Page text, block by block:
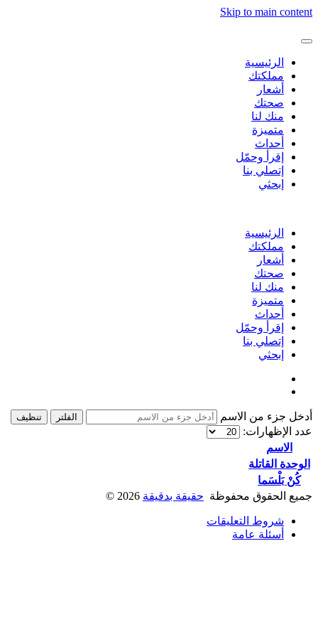
Skip to main content
الرئيسية
مملكتك
أشعار
صحتك
منك لنا
متميزة
أحداث
إقرأ وحمّل
إتصلي بنا
إبحثي
الرئيسية
مملكتك
أشعار
صحتك
منك لنا
متميزة
أحداث
إقرأ وحمّل
إتصلي بنا
إبحثي
أدخل جزء من الاسم الفلتر تنظيف
عدد الإظهارات:
الاسم
الوحدة القاتلة
كُنْ بَلْسَما
جميع الحقوق محفوظة حقيقة بدقيقة 2026
©
شروط التعليقات
أسئلة عامة